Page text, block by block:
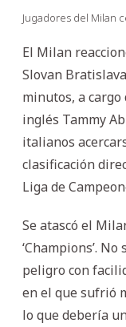
Jugadores del Milan
El Milan
Slovan
minutos, a
inglés Tammy
italianos
clasificación
Liga de
Se atascó el
‘Champions’.
peligro con
en el que sufrió
lo que debería